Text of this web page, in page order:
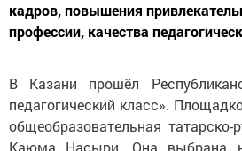
кадров, повышения
профессии, качества
В Казани прошёл
педагогический класс».
общеобразовательная
Каюма Насыри. Она выбрана